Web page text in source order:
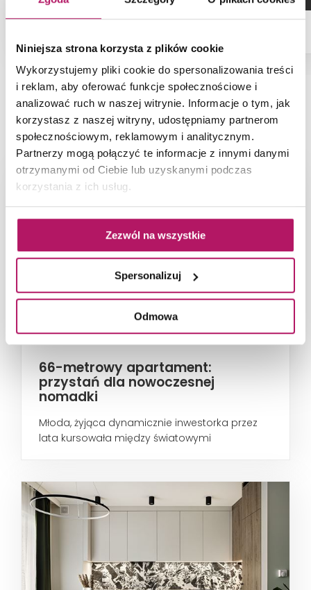
Niniejsza strona korzysta z plików cookie
Wykorzystujemy pliki cookie do spersonalizowania treści
i reklam, aby oferować funkcje społecznościowe i
analizować ruch w naszej witrynie. Informacje o tym, jak
korzystasz z naszej witryny, udostępniamy partnerom
społecznościowym, reklamowym i analitycznym.
Partnerzy mogą połączyć te informacje z innymi danymi
otrzymanymi od Ciebie lub uzyskanymi podczas
korzystania z ich usług.
Zezwól na wszystkie
Spersonalizuj
Odmowa
NAJNOWSZE ARTYKUŁY
66-metrowy apartament:
przystań dla nowoczesnej
nomadki
Młoda, żyjąca dynamicznie inwestorka przez
lata kursowała między światowymi